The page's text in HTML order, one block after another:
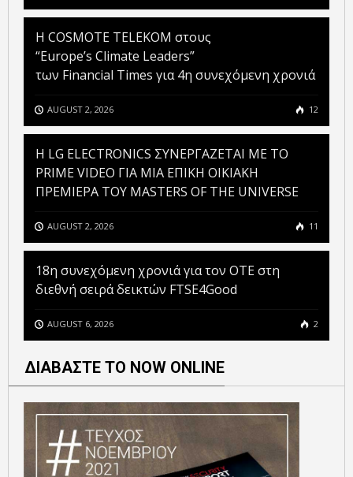
Η COSMOTE TELEKOM στους
“Europe’s Climate Leaders”
των Financial Times για 4η συνεχόμενη χρονιά
AUGUST 2, 2026 12
H LG ELECTRONICS ΣΥΝΕΡΓΑΖΕΤΑΙ ΜΕ ΤΟ
PRIME VIDEO ΓΙΑ ΜΙΑ ΕΠΙΚΗ ΟΙΚΙΑΚΗ
ΠΡΕΜΙΕΡΑ ΤΟΥ MASTERS OF THE UNIVERSE
AUGUST 2, 2026 11
18η συνεχόμενη χρονιά για τον ΟΤΕ στη
διεθνή σειρά δεικτών FTSE4Good
AUGUST 6, 2026 2
ΔΙΑΒΑΣΤΕ ΤΟ NOW ONLINE